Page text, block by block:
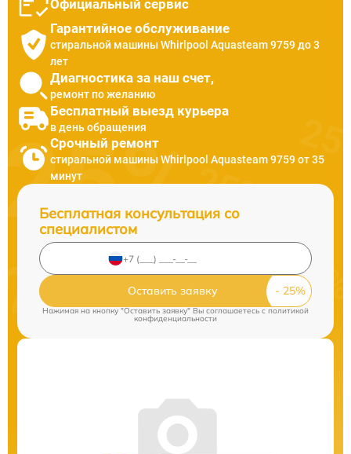
Официальный сервис
Гарантийное обслуживание
стиральной машины Whirlpool Aquasteam 9759 до 3
лет
Диагностика за наш счет,
ремонт по желанию
Бесплатный выезд курьера
в день обращения
Срочный ремонт
стиральной машины Whirlpool Aquasteam 9759 от 35
минут
Бесплатная консультация со
специалистом
Оставить заявку
Нажимая на кнопку "Оставить заявку" Вы соглашаетесь c политикой
конфиденциальности